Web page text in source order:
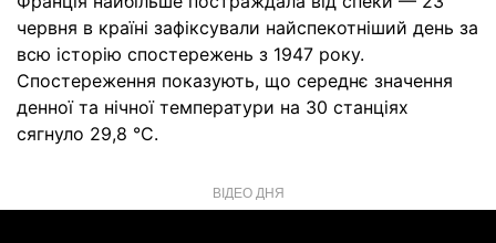
червня в країні зафіксували найспекотніший день за
всю історію спостережень з 1947 року.
Спостереження показують, що середнє значення
денної та нічної температури на 30 станціях
сягнуло 29,8 °C.
ВІДЕО ДНЯ